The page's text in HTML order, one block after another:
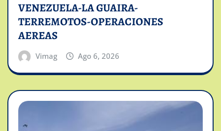
VENEZUELA-LA GUAIRA-
TERREMOTOS-OPERACIONES
AEREAS
Vimag Ago 6, 2026